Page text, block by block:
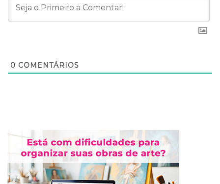
0 COMENTÁRIOS